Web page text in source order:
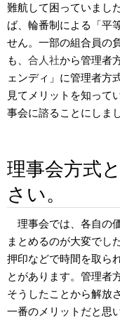
難航して困っていまし
ば、輪番制による「平
せん。一部の組合員の
も、 合人社から管理者
ェンディ」に管理者方
見てメリットを知って
事会に諮ることにしまし
理事会方式
さい。
理事会では、各自の
まとめるのが大変でし
押印などで時間を取ら
とがあります。管理者
そうしたことから解放
一番のメリットだと思